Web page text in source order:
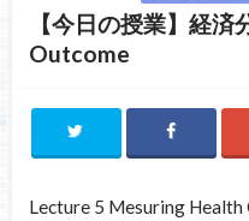
【今日の授業】経
Outcome
Lecture 5 Mesuring Health